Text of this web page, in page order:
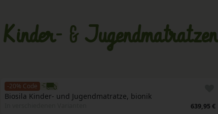
Kinder- & Jugendmatratzen
-20% Code
Biosila Kinder- und Jugendmatratze, bionik
639,95 €